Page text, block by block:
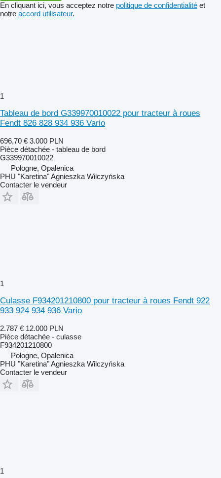
En cliquant ici, vous acceptez notre politique de confidentialité et
notre accord utilisateur.
1
Tableau de bord G339970010022 pour tracteur à roues
Fendt 826 828 934 936 Vario
696,70 € 3.000 PLN
Pièce détachée - tableau de bord
G339970010022
Pologne, Opalenica
PHU "Karetina" Agnieszka Wilczyńska
Contacter le vendeur
1
Culasse F934201210800 pour tracteur à roues Fendt 922
933 924 934 936 Vario
2.787 € 12.000 PLN
Pièce détachée - culasse
F934201210800
Pologne, Opalenica
PHU "Karetina" Agnieszka Wilczyńska
Contacter le vendeur
1